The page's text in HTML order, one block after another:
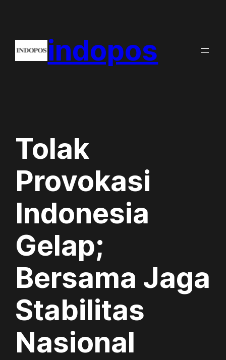
content
indopos
Tolak
Provokasi
Indonesia
Gelap;
Bersama Jaga
Stabilitas
Nasional